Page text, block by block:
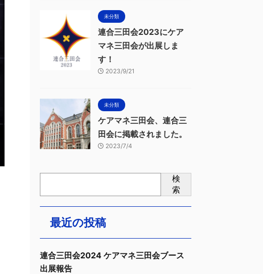
未分類
連合三田会2023にケア
マネ三田会が出展しま
す！
2023/9/21
未分類
ケアマネ三田会、連合三
田会に掲載されました。
2023/7/4
検
索
最近の投稿
連合三田会2024 ケアマネ三田会ブース
出展報告